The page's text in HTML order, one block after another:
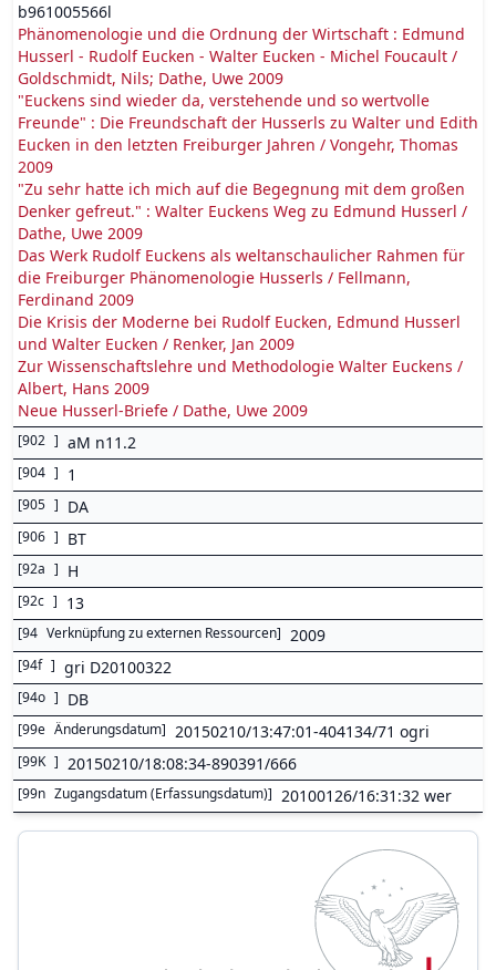
b961005566l
Phänomenologie und die Ordnung der Wirtschaft : Edmund
Husserl - Rudolf Eucken - Walter Eucken - Michel Foucault /
Goldschmidt, Nils; Dathe, Uwe 2009
"Euckens sind wieder da, verstehende und so wertvolle
Freunde" : Die Freundschaft der Husserls zu Walter und Edith
Eucken in den letzten Freiburger Jahren / Vongehr, Thomas
2009
"Zu sehr hatte ich mich auf die Begegnung mit dem großen
Denker gefreut." : Walter Euckens Weg zu Edmund Husserl /
Dathe, Uwe 2009
Das Werk Rudolf Euckens als weltanschaulicher Rahmen für
die Freiburger Phänomenologie Husserls / Fellmann,
Ferdinand 2009
Die Krisis der Moderne bei Rudolf Eucken, Edmund Husserl
und Walter Eucken / Renker, Jan 2009
Zur Wissenschaftslehre und Methodologie Walter Euckens /
Albert, Hans 2009
Neue Husserl-Briefe / Dathe, Uwe 2009
[902 ] aM n11.2
[904 ] 1
[905 ] DA
[906 ] BT
[92a ] H
[92c ] 13
[94 Verknüpfung zu externen Ressourcen] 2009
[94f ] gri D20100322
[94o ] DB
[99e Änderungsdatum] 20150210/13:47:01-404134/71 ogri
[99K ] 20150210/18:08:34-890391/666
[99n Zugangsdatum (Erfassungsdatum)] 20100126/16:31:32 wer